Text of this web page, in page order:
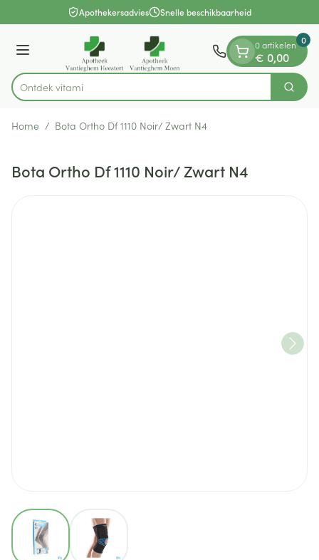
Ga naar de inhoudApothekersadvies Snelle beschikbaarheid
Menu
Product, merk, categorie...
Ontdek Zoek
0 artikelen
€ 0,00
0
Home / Bota Ortho Df 1110 Noir/ Zwart N4
Bota Ortho Df 1110 Noir/ Zwart N4
View larger imageView larger image